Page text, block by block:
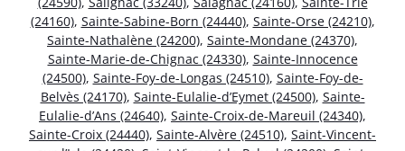
(24160), Sainte-Sabine-Born (24440), Sainte-Orse (24210),
Sainte-Nathalène (24200), Sainte-Mondane (24370),
Sainte-Marie-de-Chignac (24330), Sainte-Innocence
(24500), Sainte-Foy-de-Longas (24510), Sainte-Foy-de-
Belvès (24170), Sainte-Eulalie-d’Eymet (24500), Sainte-
Eulalie-d’Ans (24640), Sainte-Croix-de-Mareuil (24340),
Sainte-Croix (24440), Sainte-Alvère (24510), Saint-Vincent-